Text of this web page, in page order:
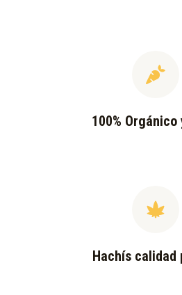
100%
Hachís calidad